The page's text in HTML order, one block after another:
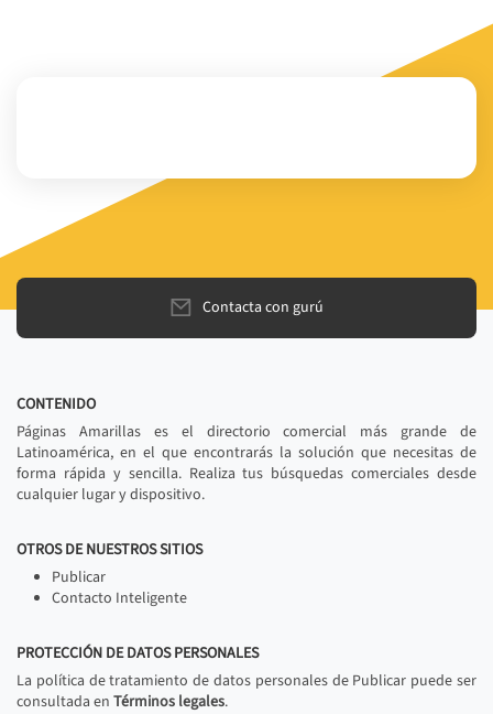
Contacta con gurú
CONTENIDO
Páginas Amarillas es el directorio comercial más grande de
Latinoamérica, en el que encontrarás la solución que necesitas de
forma rápida y sencilla. Realiza tus búsquedas comerciales desde
cualquier lugar y dispositivo.
OTROS DE NUESTROS SITIOS
Publicar
Contacto Inteligente
PROTECCIÓN DE DATOS PERSONALES
La política de tratamiento de datos personales de Publicar puede ser
consultada en Términos legales.